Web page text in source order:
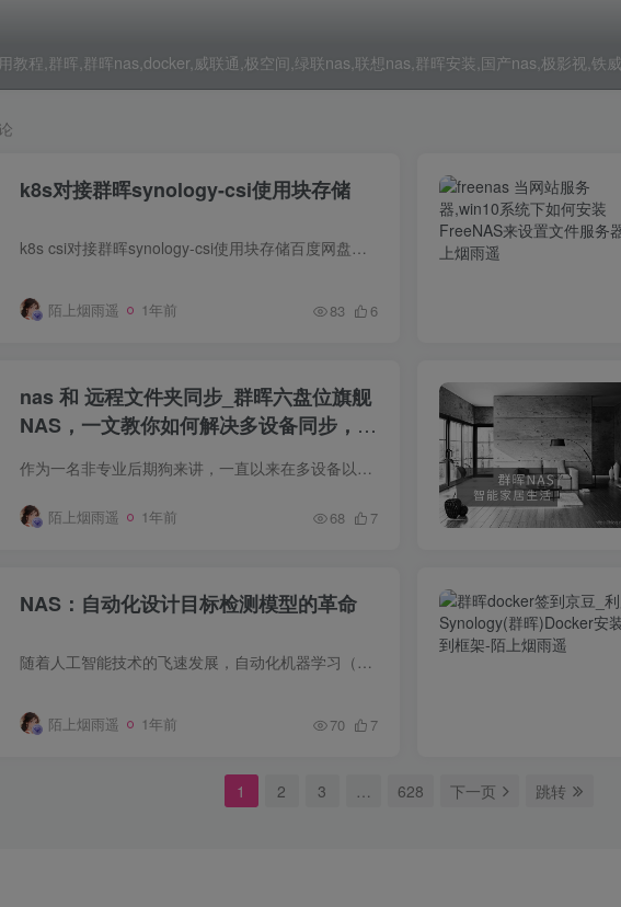
教程,群晖,群晖nas,docker,威联通,极空间,绿联nas,联想nas,群晖安装,国产nas,极影视,铁
k8s对接群晖synology-csi使用块存储
k8s csi对接群晖synology-csi使用块存储百度网盘下载地址：链接: https://pan.baidu.com/s/1duY3D4qAizlgLz9o9nrKmg 密码: tlv8 西瓜视频：https://www.ixigua.com/708017618990976...
陌上烟雨遥 1年前 83 6
nas 和 远程文件夹同步_群晖六盘位旗舰
NAS，一文教你如何解决多设备同步，跨
作为一名非专业后期狗来讲，一直以来在多设备以及不同平台间的数据同步，协同上都想尽了各种办法。众所周知，对于剪辑师来讲。对于工作平台都会有自己的偏好，比如有老师傅会喜欢Adobe的PR作为...
陌上烟雨遥 1年前 68 7
NAS：自动化设计目标检测模型的革命
随着人工智能技术的飞速发展，自动化机器学习（AutoML）已成为研究的热点之一。特别是在目标检测领域，自动化神经架构搜索（NAS）技术的应用，可以...
陌上烟雨遥 1年前 70 7
1 2 3 … 628 下一页 跳转